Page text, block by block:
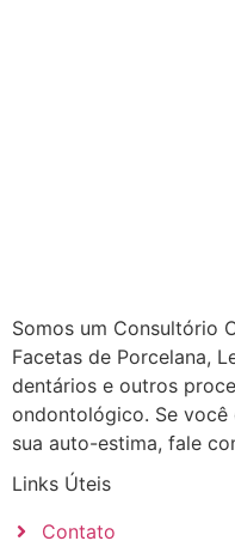
Somos um Consultório
Facetas de Porcelana,
dentários e outros
ondontológico. Se
sua auto-estima, fale
Links Úteis
Contato